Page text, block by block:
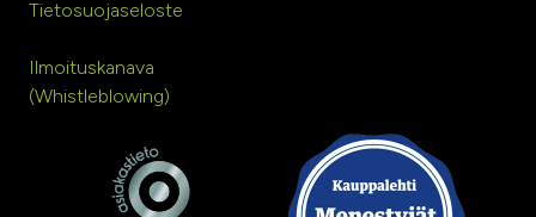
Tietosuojaseloste
Ilmoituskanava
(Whistleblowing)